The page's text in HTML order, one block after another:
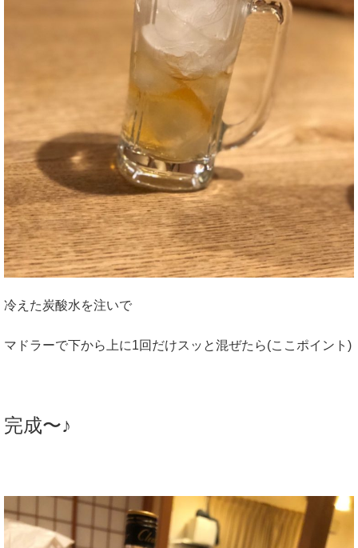
冷えた炭酸水を注いで
マドラーで下から上に1回だけスッと混ぜたら(ここポイント)
完成〜♪